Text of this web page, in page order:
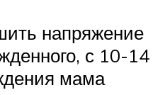
напряжение
с 10-14
мама